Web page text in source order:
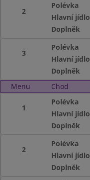
2
Polévka
Hlavní jídlo
Doplněk
3
Polévka
Hlavní jídlo
Doplněk
Menu
Chod
1
Polévka
Hlavní jídlo
Doplněk
2
Polévka
Hlavní jídlo
Doplněk